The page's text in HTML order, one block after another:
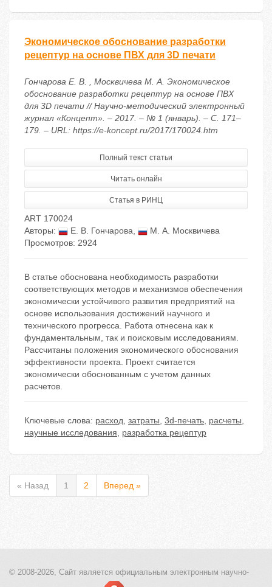
Экономическое обоснование разработки
рецептур на основе ПВХ для 3D печати
Гончарова Е. В. , Москвичева М. А. Экономическое
обоснование разработки рецептур на основе ПВХ
для 3D печати // Научно-методический электронный
журнал «Концепт». – 2017. – № 1 (январь). – С. 171–
179. – URL: https://e-koncept.ru/2017/170024.htm
Полный текст статьи
Читать онлайн
Статья в РИНЦ
ART 170024
Авторы:
Е. В. Гончарова,
М. А. Москвичева
Просмотров: 2924
В статье обоснована необходимость разработки
соответствующих методов и механизмов обеспечения
экономически устойчивого развития предприятий на
основе использования достижений научного и
технического прогресса. Работа отнесена как к
фундаментальным, так и поисковым исследованиям.
Рассчитаны положения экономического обоснования
эффективности проекта. Проект считается
экономически обоснованным с учетом данных
расчетов.
Ключевые слова: расход, затраты, 3d-печать, расчеты,
научные исследования, разработка рецептур
« Назад 1 2 Вперед »
© 2008-2026, Сайт является официальным электронным научно-